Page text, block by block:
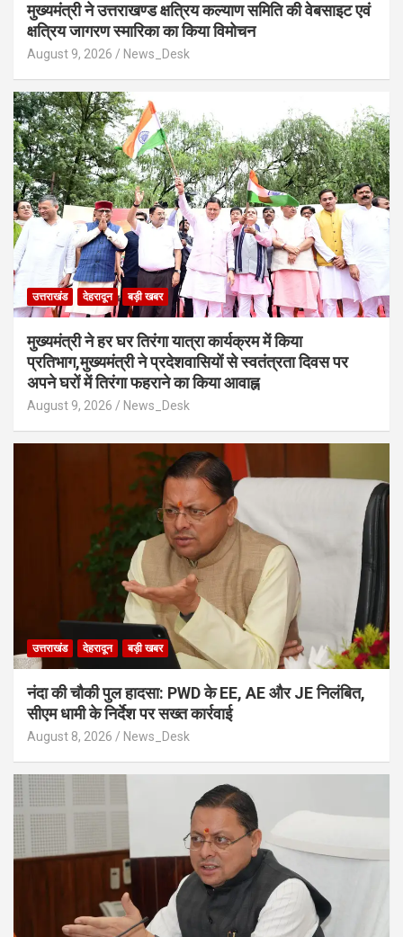
मुख्यमंत्री ने उत्तराखण्ड क्षत्रिय कल्याण समिति की वेबसाइट एवं
क्षत्रिय जागरण स्मारिका का किया विमोचन
August 9, 2026 News_Desk
उत्तराखंड देहरादून बड़ी खबर
मुख्यमंत्री ने हर घर तिरंगा यात्रा कार्यक्रम में किया
प्रतिभाग,मुख्यमंत्री ने प्रदेशवासियों से स्वतंत्रता दिवस पर
अपने घरों में तिरंगा फहराने का किया आवाह्न
August 9, 2026 News_Desk
उत्तराखंड देहरादून बड़ी खबर
नंदा की चौकी पुल हादसा: PWD के EE, AE और JE निलंबित,
सीएम धामी के निर्देश पर सख्त कार्रवाई
August 8, 2026 News_Desk